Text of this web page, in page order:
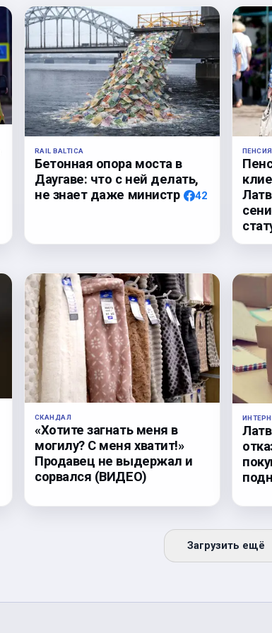
RAIL BALTICA
Бетонная опора моста в
Даугаве: что с ней делать,
не знает даже министр
42
ПЕНСИЯ
СКАНДАЛ
«Хотите загнать меня в
могилу? С меня хватит!»
Продавец не выдержал и
сорвался (ВИДЕО)
Загрузить ещё